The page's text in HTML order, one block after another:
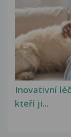
Inovativní
kteří ji...